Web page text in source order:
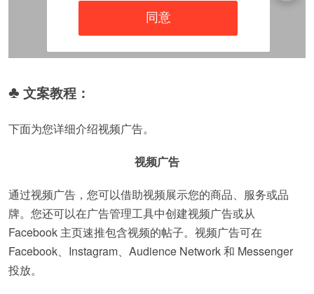
♣ 文案教程：
下面为您详细介绍视频广告。
视频广告
通过视频广告，您可以借助视频展示您的商品、服务或品
牌。您还可以在广告管理工具中创建视频广告或从
Facebook 主页速推包含视频的帖子。视频广告可在
Facebook、Instagram、Audience Network 和 Messenger
投放。